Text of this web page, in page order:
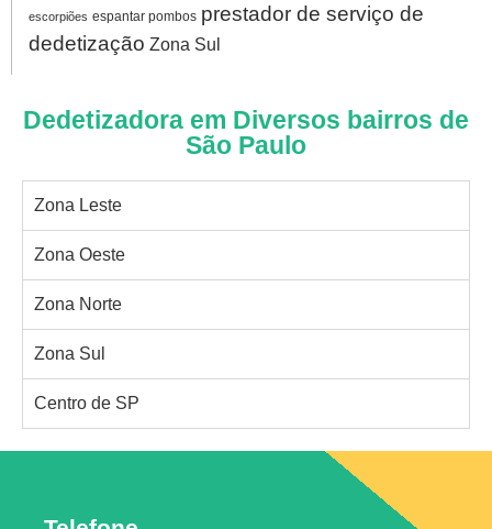
escorpiões espantar pombos prestador de serviço de
dedetização Zona Sul
Dedetizadora em Diversos bairros de
São Paulo
Zona Leste
Zona Oeste
Zona Norte
Zona Sul
Centro de SP